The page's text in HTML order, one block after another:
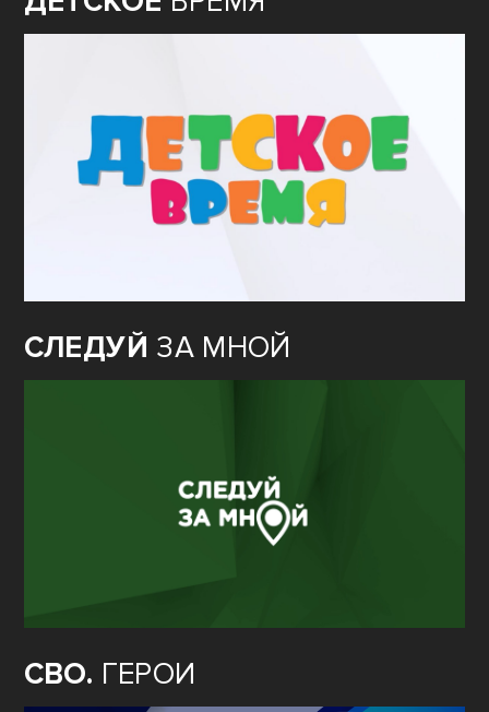
СЛЕДУЙ ЗА МНОЙ
СВО. ГЕРОИ